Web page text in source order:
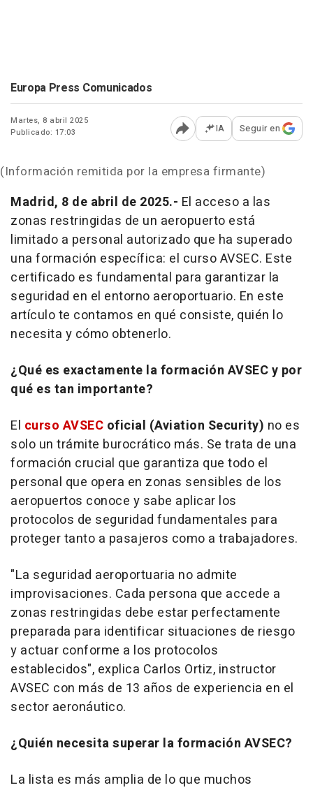
Europa Press Comunicados
Martes, 8 abril 2025
Publicado: 17:03
Abrir opciones para
IA Seguir en
(Información remitida por la empresa firmante)
Madrid, 8 de abril de 2025.- El acceso a las
zonas restringidas de un aeropuerto está
limitado a personal autorizado que ha superado
una formación específica: el curso AVSEC. Este
certificado es fundamental para garantizar la
seguridad en el entorno aeroportuario. En este
artículo te contamos en qué consiste, quién lo
necesita y cómo obtenerlo.
¿Qué es exactamente la formación AVSEC y por
qué es tan importante?
El curso AVSEC oficial (Aviation Security) no es
solo un trámite burocrático más. Se trata de una
formación crucial que garantiza que todo el
personal que opera en zonas sensibles de los
aeropuertos conoce y sabe aplicar los
protocolos de seguridad fundamentales para
proteger tanto a pasajeros como a trabajadores.
"La seguridad aeroportuaria no admite
improvisaciones. Cada persona que accede a
zonas restringidas debe estar perfectamente
preparada para identificar situaciones de riesgo
y actuar conforme a los protocolos
establecidos", explica Carlos Ortiz, instructor
AVSEC con más de 13 años de experiencia en el
sector aeronáutico.
¿Quién necesita superar la formación AVSEC?
La lista es más amplia de lo que muchos